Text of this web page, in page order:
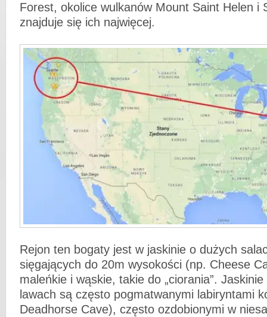
Forest, okolice wulkanów Mount Saint Helen i
znajduje się ich najwięcej.
Rejon ten bogaty jest w jaskinie o dużych
sięgających do 20m wysokości (np. Cheese
maleńkie i wąskie, takie do „ciorania”.
lawach są często pogmatwanymi labiryntami
Deadhorse Cave), często ozdobionymi w